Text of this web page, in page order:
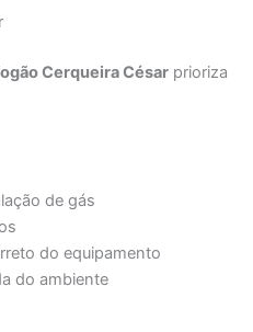
Cerqueira César prioriza
de gás
do equipamento
do ambiente